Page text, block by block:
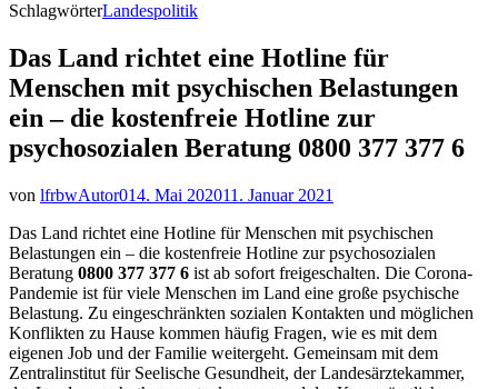
SchlagwörterLandespolitik
Das Land richtet eine Hotline für
Menschen mit psychischen Belastungen
ein – die kostenfreie Hotline zur
psychosozialen Beratung 0800 377 377 6
von lfrbwAutor014. Mai 202011. Januar 2021
Das Land richtet eine Hotline für Menschen mit psychischen
Belastungen ein – die kostenfreie Hotline zur psychosozialen
Beratung 0800 377 377 6 ist ab sofort freigeschalten. Die Corona-
Pandemie ist für viele Menschen im Land eine große psychische
Belastung. Zu eingeschränkten sozialen Kontakten und möglichen
Konflikten zu Hause kommen häufig Fragen, wie es mit dem
eigenen Job und der Familie weitergeht. Gemeinsam mit dem
Zentralinstitut für Seelische Gesundheit, der Landesärztekammer,